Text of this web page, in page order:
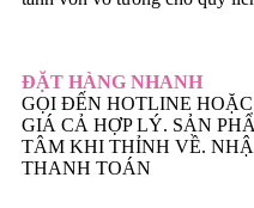
ĐẶT HÀNG NHANH
GỌI ĐẾN HOTLINE
GIÁ CẢ HỢP LÝ. SẢN
TÂM KHI THỈNH VỀ.
THANH TOÁN